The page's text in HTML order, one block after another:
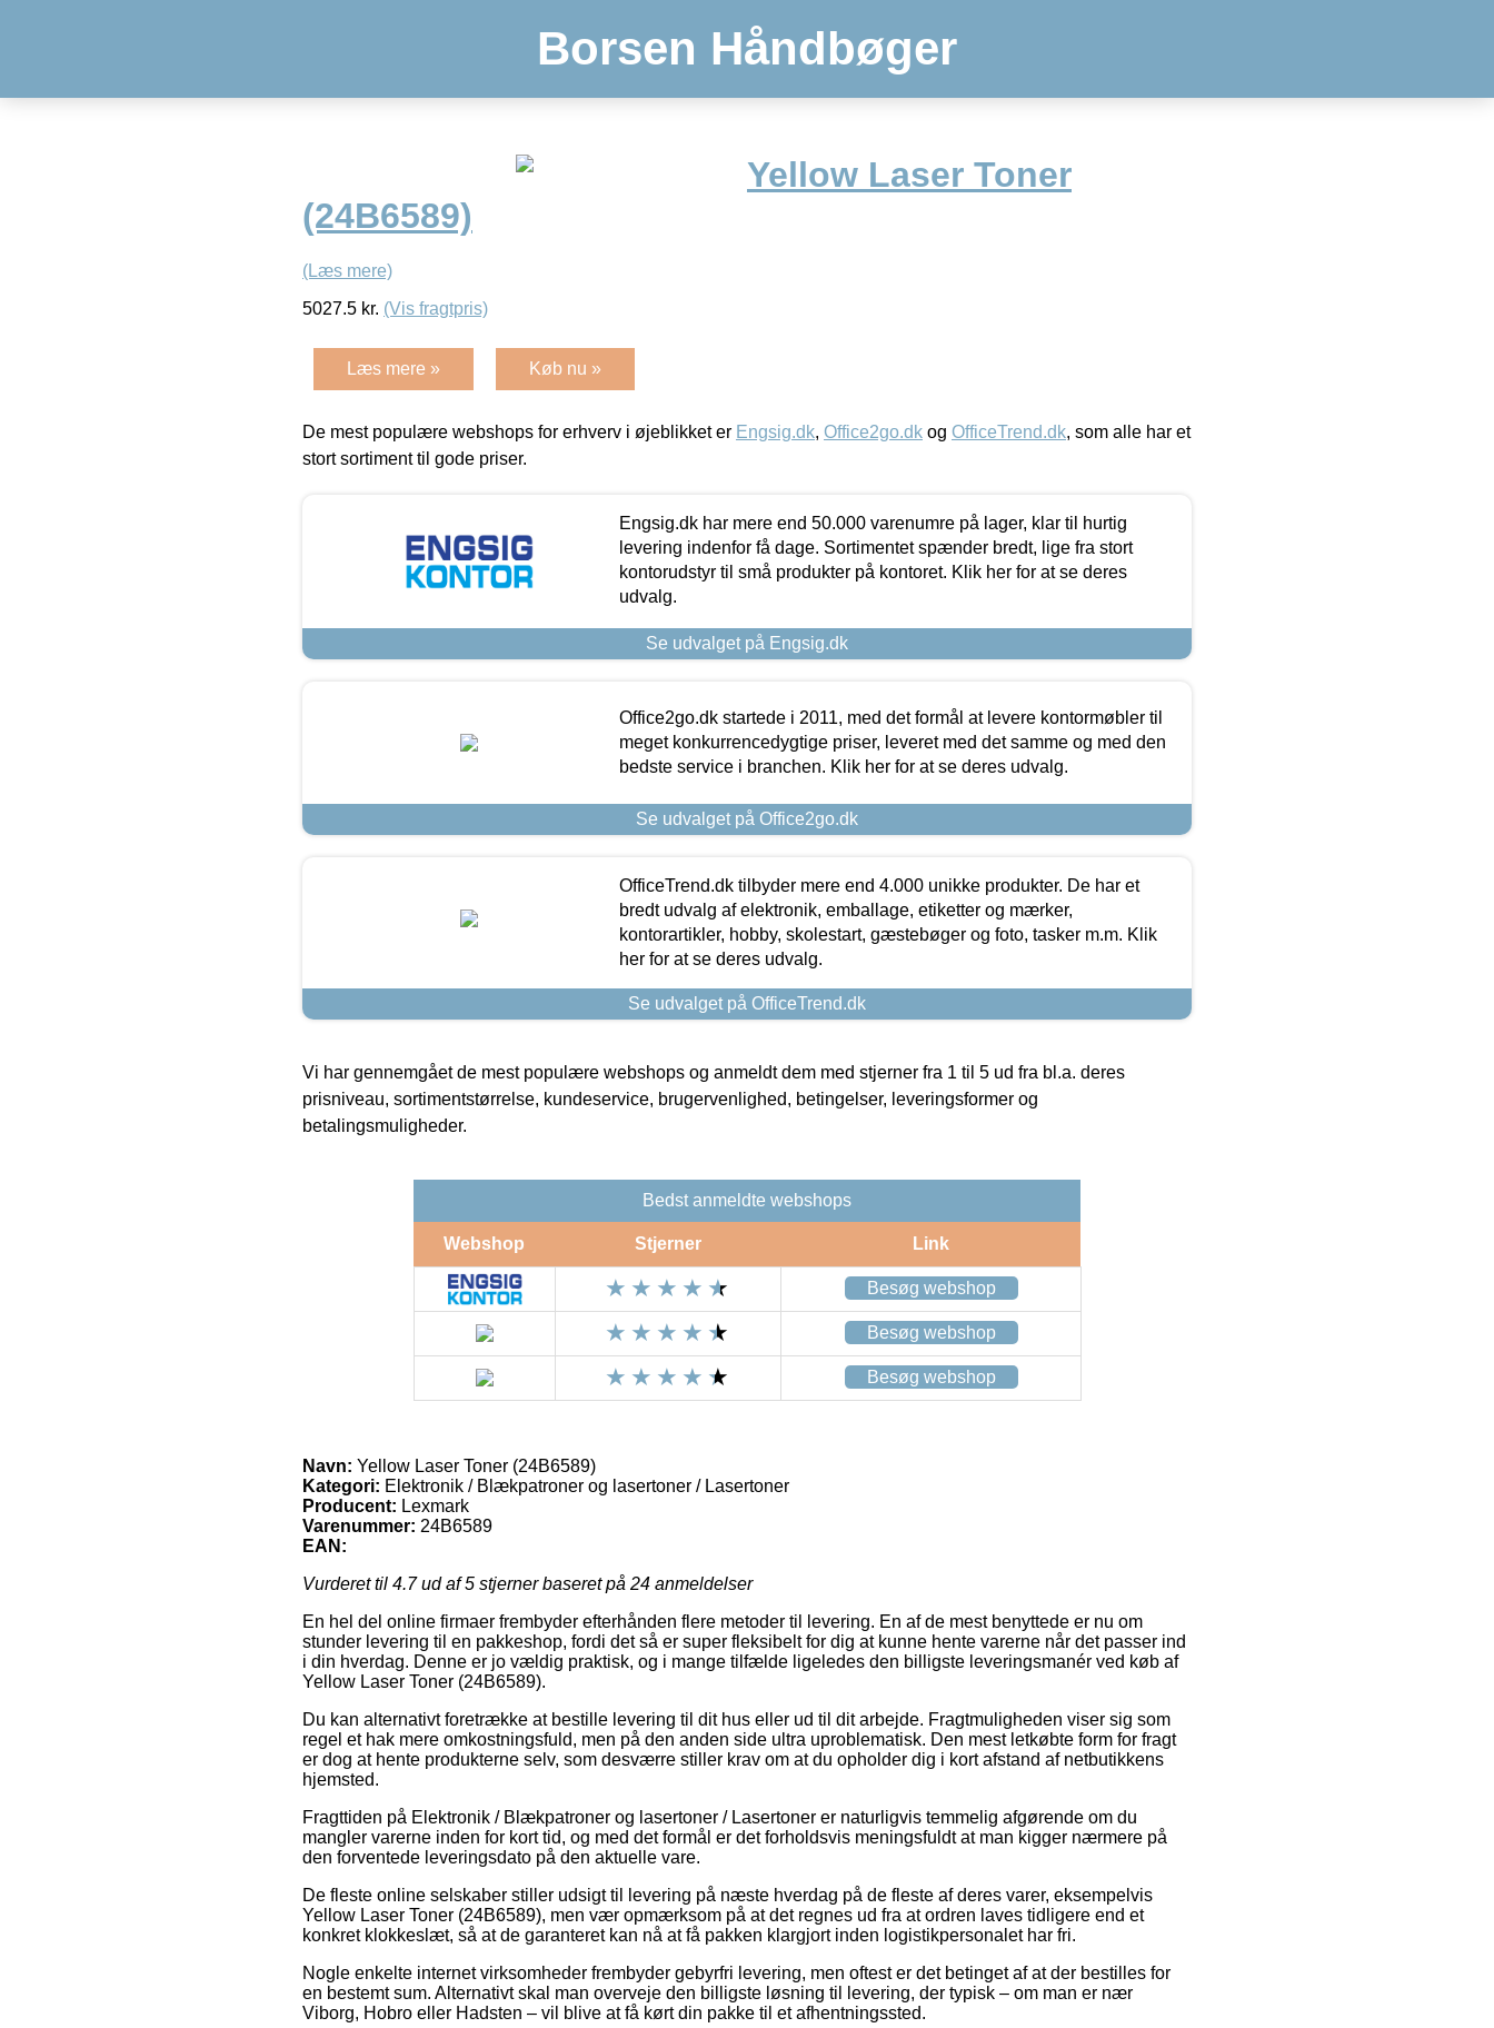
Borsen Håndbøger
Yellow Laser Toner
(24B6589)
(Læs mere)
5027.5 kr. (Vis fragtpris)
Læs mere » Køb nu »
De mest populære webshops for erhverv i øjeblikket er Engsig.dk, Office2go.dk og OfficeTrend.dk, som alle har et
stort sortiment til gode priser.
Engsig.dk har mere end 50.000 varenumre på lager, klar til hurtig
levering indenfor få dage. Sortimentet spænder bredt, lige fra stort
kontorudstyr til små produkter på kontoret. Klik her for at se deres
udvalg.
Se udvalget på Engsig.dk
Office2go.dk startede i 2011, med det formål at levere kontormøbler til
meget konkurrencedygtige priser, leveret med det samme og med den
bedste service i branchen. Klik her for at se deres udvalg.
Se udvalget på Office2go.dk
OfficeTrend.dk tilbyder mere end 4.000 unikke produkter. De har et
bredt udvalg af elektronik, emballage, etiketter og mærker,
kontorartikler, hobby, skolestart, gæstebøger og foto, tasker m.m. Klik
her for at se deres udvalg.
Se udvalget på OfficeTrend.dk
Vi har gennemgået de mest populære webshops og anmeldt dem med stjerner fra 1 til 5 ud fra bl.a. deres
prisniveau, sortimentstørrelse, kundeservice, brugervenlighed, betingelser, leveringsformer og
betalingsmuligheder.
Bedst anmeldte webshops
Webshop Stjerner Link
Besøg webshop
Besøg webshop
Besøg webshop
Navn: Yellow Laser Toner (24B6589)
Kategori: Elektronik / Blækpatroner og lasertoner / Lasertoner
Producent: Lexmark
Varenummer: 24B6589
EAN:
Vurderet til 4.7ud af 5 stjerner baseret på 24 anmeldelser
En hel del online firmaer frembyder efterhånden flere metoder til levering. En af de mest benyttede er nu om
stunder levering til en pakkeshop, fordi det så er super fleksibelt for dig at kunne hente varerne når det passer ind
i din hverdag. Denne er jo vældig praktisk, og i mange tilfælde ligeledes den billigste leveringsmanér ved køb af
Yellow Laser Toner (24B6589).
Du kan alternativt foretrække at bestille levering til dit hus eller ud til dit arbejde. Fragtmuligheden viser sig som
regel et hak mere omkostningsfuld, men på den anden side ultra uproblematisk. Den mest letkøbte form for fragt
er dog at hente produkterne selv, som desværre stiller krav om at du opholder dig i kort afstand af netbutikkens
hjemsted.
Fragttiden på Elektronik / Blækpatroner og lasertoner / Lasertoner er naturligvis temmelig afgørende om du
mangler varerne inden for kort tid, og med det formål er det forholdsvis meningsfuldt at man kigger nærmere på
den forventede leveringsdato på den aktuelle vare.
De fleste online selskaber stiller udsigt til levering på næste hverdag på de fleste af deres varer, eksempelvis
Yellow Laser Toner (24B6589), men vær opmærksom på at det regnes ud fra at ordren laves tidligere end et
konkret klokkeslæt, så at de garanteret kan nå at få pakken klargjort inden logistikpersonalet har fri.
Nogle enkelte internet virksomheder frembyder gebyrfri levering, men oftest er det betinget af at der bestilles for
en bestemt sum. Alternativt skal man overveje den billigste løsning til levering, der typisk – om man er nær
Viborg, Hobro eller Hadsten – vil blive at få kørt din pakke til et afhentningssted.